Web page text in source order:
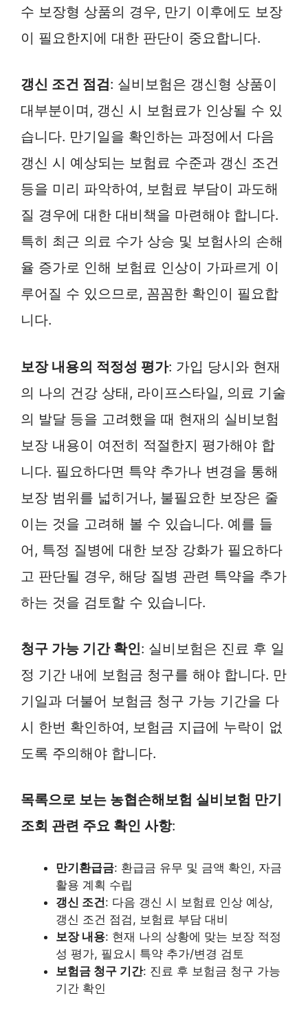
수 보장형 상품의 경우, 만기 이후에도 보장
이 필요한지에 대한 판단이 중요합니다.
갱신 조건 점검: 실비보험은 갱신형 상품이
대부분이며, 갱신 시 보험료가 인상될 수 있
습니다. 만기일을 확인하는 과정에서 다음
갱신 시 예상되는 보험료 수준과 갱신 조건
등을 미리 파악하여, 보험료 부담이 과도해
질 경우에 대한 대비책을 마련해야 합니다.
특히 최근 의료 수가 상승 및 보험사의 손해
율 증가로 인해 보험료 인상이 가파르게 이
루어질 수 있으므로, 꼼꼼한 확인이 필요합
니다.
보장 내용의 적정성 평가: 가입 당시와 현재
의 나의 건강 상태, 라이프스타일, 의료 기술
의 발달 등을 고려했을 때 현재의 실비보험
보장 내용이 여전히 적절한지 평가해야 합
니다. 필요하다면 특약 추가나 변경을 통해
보장 범위를 넓히거나, 불필요한 보장은 줄
이는 것을 고려해 볼 수 있습니다. 예를 들
어, 특정 질병에 대한 보장 강화가 필요하다
고 판단될 경우, 해당 질병 관련 특약을 추가
하는 것을 검토할 수 있습니다.
청구 가능 기간 확인: 실비보험은 진료 후 일
정 기간 내에 보험금 청구를 해야 합니다. 만
기일과 더불어 보험금 청구 가능 기간을 다
시 한번 확인하여, 보험금 지급에 누락이 없
도록 주의해야 합니다.
목록으로 보는 농협손해보험 실비보험 만기
조회 관련 주요 확인 사항:
만기환급금: 환급금 유무 및 금액 확인, 자금
활용 계획 수립
갱신 조건: 다음 갱신 시 보험료 인상 예상,
갱신 조건 점검, 보험료 부담 대비
보장 내용: 현재 나의 상황에 맞는 보장 적정
성 평가, 필요시 특약 추가/변경 검토
보험금 청구 기간: 진료 후 보험금 청구 가능
기간 확인